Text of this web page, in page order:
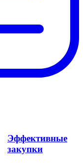
Эффективные
закупки